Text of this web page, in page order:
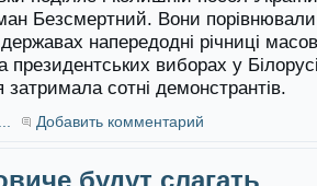
Безсмертний. Вони порівнювали
напередодні річниці
президентських виборах у
затримала сотні демонстрантів.
Добавить комментарий
будут слагать